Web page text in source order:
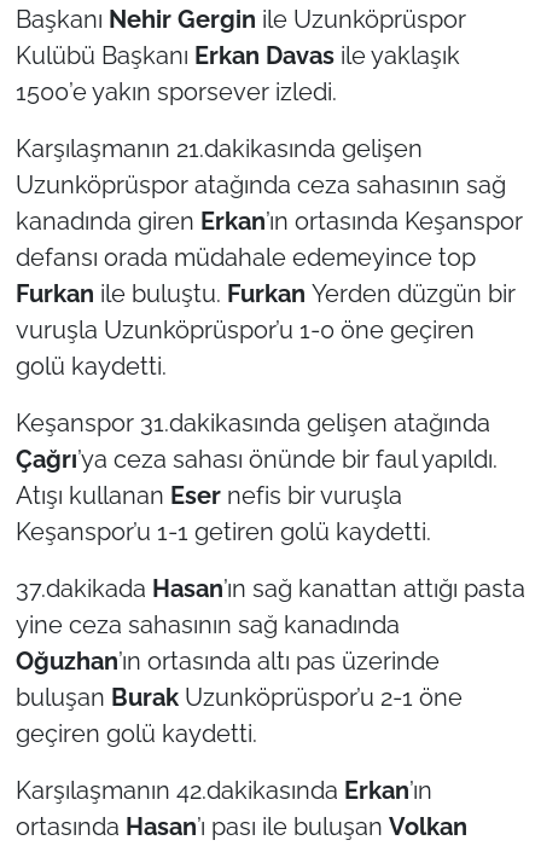
Başkanı Nehir Gergin ile Uzunköprüspor
Kulübü Başkanı Erkan Davasile yaklaşık
1500’e yakın sporsever izledi.
Karşılaşmanın 21.dakikasında gelişen
Uzunköprüspor atağında ceza sahasının sağ
kanadında giren Erkan’ın ortasında Keşanspor
defansı orada müdahale edemeyince top
Furkan ile buluştu. Furkan Yerden düzgün bir
vuruşla Uzunköprüspor’u 1-0 öne geçiren
golü kaydetti.
Keşanspor 31.dakikasında gelişen atağında
Çağrı’ya ceza sahası önünde bir faul yapıldı.
Atışı kullanan Eser nefis bir vuruşla
Keşanspor’u 1-1 getiren golü kaydetti.
37.dakikada Hasan’ın sağ kanattan attığı pasta
yine ceza sahasının sağ kanadında
Oğuzhan’ın ortasında altı pas üzerinde
buluşan Burak Uzunköprüspor’u 2-1 öne
geçiren golü kaydetti.
Karşılaşmanın 42.dakikasında Erkan’ın
ortasında Hasan’ı pası ile buluşan Volkan
English News
Canlı Maç
Finans
Genel-A
Gündem-Eğitim